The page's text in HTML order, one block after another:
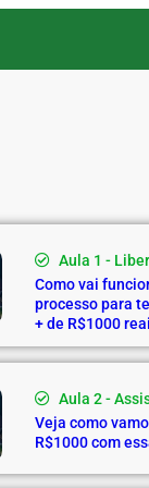
Aula 1 -
Como vai
processo para
+ de R$1000
Aula 2 -
Veja como
R$1000 com